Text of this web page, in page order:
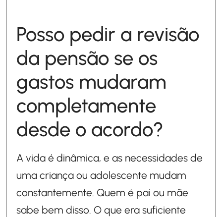
Posso pedir a revisão
da pensão se os
gastos mudaram
completamente
desde o acordo?
A vida é dinâmica, e as necessidades de
uma criança ou adolescente mudam
constantemente. Quem é pai ou mãe
sabe bem disso. O que era suficiente